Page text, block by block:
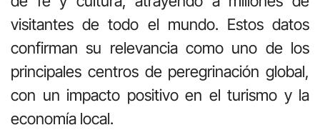
visitantes de todo el mundo. Estos datos
confirman su relevancia como uno de los
principales centros de peregrinación global,
con un impacto positivo en el turismo y la
economía local.